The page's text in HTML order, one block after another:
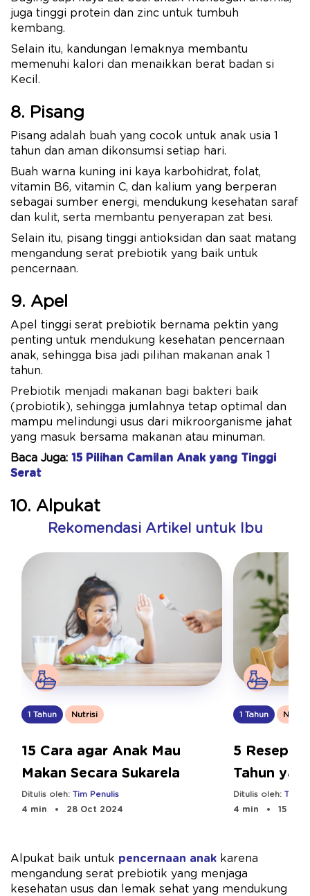
juga tinggi protein dan zinc untuk tumbuh
kembang.
Selain itu, kandungan lemaknya membantu
memenuhi kalori dan menaikkan berat badan si
Kecil.
8. Pisang
Pisang adalah buah yang cocok untuk anak usia 1
tahun dan aman dikonsumsi setiap hari.
Buah warna kuning ini kaya karbohidrat, folat,
vitamin B6, vitamin C, dan kalium yang berperan
sebagai sumber energi, mendukung kesehatan saraf
dan kulit, serta membantu penyerapan zat besi.
Selain itu, pisang tinggi antioksidan dan saat matang
mengandung serat prebiotik yang baik untuk
pencernaan.
9. Apel
Apel tinggi serat prebiotik bernama pektin yang
penting untuk mendukung kesehatan pencernaan
anak, sehingga bisa jadi pilihan makanan anak 1
tahun.
Prebiotik menjadi makanan bagi bakteri baik
(probiotik), sehingga jumlahnya tetap optimal dan
mampu melindungi usus dari mikroorganisme jahat
yang masuk bersama makanan atau minuman.
Baca Juga: 15 Pilihan Camilan Anak yang Tinggi
Serat
10. Alpukat
Rekomendasi Artikel untuk Ibu
1 Tahun Nutrisi
15 Cara agar Anak Mau
Makan Secara Sukarela
Ditulis oleh: Tim Penulis
4 min
28 Oct 2024
1 Tahun Nutrisi
5 Resep
Tahun
Ditulis oleh: Tim
4 min
15
Alpukat baik untuk pencernaan anak karena
mengandung serat prebiotik yang menjaga
kesehatan usus dan lemak sehat yang mendukung